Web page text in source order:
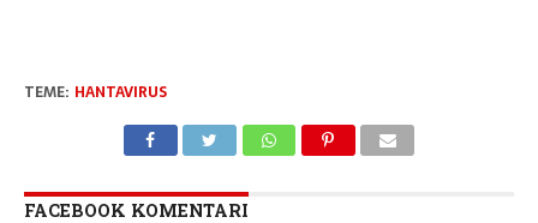
TEME: HANTAVIRUS
FACEBOOK KOMENTARI